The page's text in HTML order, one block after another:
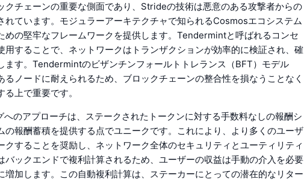
クチェーンの重要な側面であり、Strideの技術は悪意のある攻撃者からの
れています。モジュラーアーキテクチャで知られるCosmosエコシステム
めの堅牢なフレームワークを提供します。Tendermintと呼ばれるコンセ
用することで、ネットワークはトランザクションが効率的に検証され、確
ます。Tendermintのビザンチンフォールトトレランス（BFT）モデル
るノードに耐えられるため、ブロックチェーンの整合性を損なうことなく
上で重要です。
のアプローチは、ステークされたトークンに対する手数料なしの報酬シ
の報酬蓄積を提供する点でユニークです。これにより、より多くのユーザ
クすることを奨励し、ネットワーク全体のセキュリティとユーティリティ
バックエンドで複利計算されるため、ユーザーの収益は手動の介入を必要
増加します。この自動複利計算は、ステーカーにとっての潜在的なリター